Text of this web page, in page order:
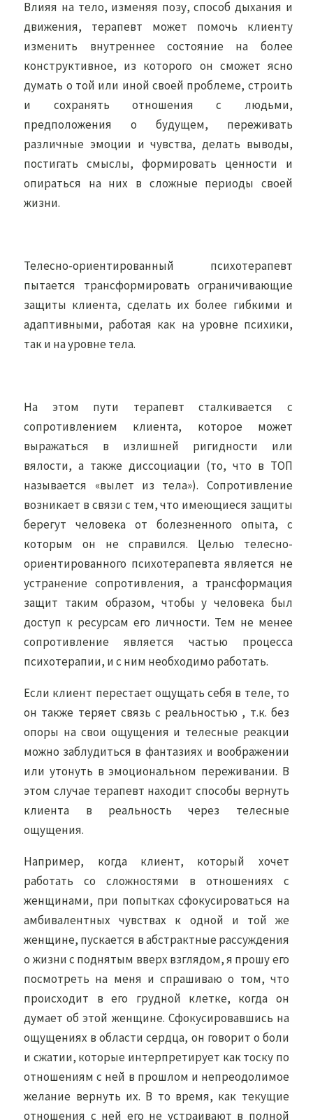
Влияя на тело, изменяя позу, способ дыхания и
движения, терапевт может помочь клиенту
изменить внутреннее состояние на более
конструктивное, из которого он сможет ясно
думать о той или иной своей проблеме, строить
и сохранять отношения с людьми,
предположения о будущем, переживать
различные эмоции и чувства, делать выводы,
постигать смыслы, формировать ценности и
опираться на них в сложные периоды своей
жизни.
Телесно-ориентированный психотерапевт
пытается трансформировать ограничивающие
защиты клиента, сделать их более гибкими и
адаптивными, работая как на уровне психики,
так и на уровне тела.
На этом пути терапевт сталкивается с
сопротивлением клиента, которое может
выражаться в излишней ригидности или
вялости, а также диссоциации (то, что в ТОП
называется «вылет из тела»). Сопротивление
возникает в связи с тем, что имеющиеся защиты
берегут человека от болезненного опыта, с
которым он не справился. Целью телесно-
ориентированного психотерапевта является не
устранение сопротивления, а трансформация
защит таким образом, чтобы у человека был
доступ к ресурсам его личности. Тем не менее
сопротивление является частью процесса
психотерапии, и с ним необходимо работать.
Если клиент перестает ощущать себя в теле, то
он также теряет связь с реальностью , т.к. без
опоры на свои ощущения и телесные реакции
можно заблудиться в фантазиях и воображении
или утонуть в эмоциональном переживании. В
этом случае терапевт находит способы вернуть
клиента в реальность через телесные
ощущения.
Например, когда клиент, который хочет
работать со сложностями в отношениях с
женщинами, при попытках сфокусироваться на
амбивалентных чувствах к одной и той же
женщине, пускается в абстрактные рассуждения
о жизни с поднятым вверх взглядом, я прошу его
посмотреть на меня и спрашиваю о том, что
происходит в его грудной клетке, когда он
думает об этой женщине. Сфокусировавшись на
ощущениях в области сердца, он говорит о боли
и сжатии, которые интерпретирует как тоску по
отношениям с ней в прошлом и непреодолимое
желание вернуть их. В то время, как текущие
отношения с ней его не устраивают в полной